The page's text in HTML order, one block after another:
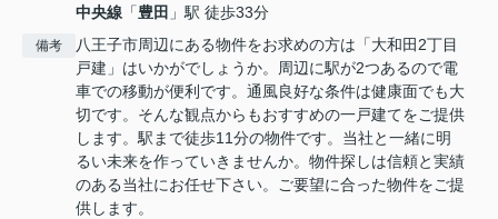
中央線 「豊田 」駅 徒歩33分
備考
八王子市周辺にある物件をお求めの方は「大和田2丁目
戸建」はいかがでしょうか。周辺に駅が2つあるので電
車での移動が便利です。通風良好な条件は健康面でも大
切です。そんな観点からもおすすめの一戸建てをご提供
します。駅まで徒歩11分の物件です。当社と一緒に明
るい未来を作っていきませんか。物件探しは信頼と実績
のある当社にお任せ下さい。ご要望に合った物件をご提
供します。